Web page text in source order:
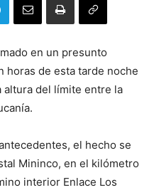
en un presunto
horas de esta tarde noche
altura del límite entre la
el hecho se
Mininco, en el kilómetro
interior Enlace Los